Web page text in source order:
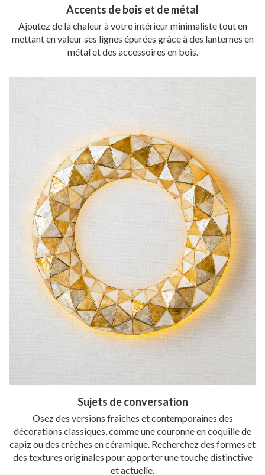
Accents de bois et de métal
Ajoutez de la chaleur à votre intérieur minimaliste tout en
mettant en valeur ses lignes épurées grâce à des lanternes en
métal et des accessoires en bois.
Sujets de conversation
Osez des versions fraîches et contemporaines des
décorations classiques, comme une couronne en coquille de
capiz ou des crèches en céramique. Recherchez des formes et
des textures originales pour apporter une touche distinctive
et actuelle.